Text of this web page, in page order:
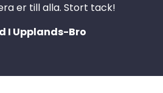
er till alla. Stort tack!
I Upplands-Bro